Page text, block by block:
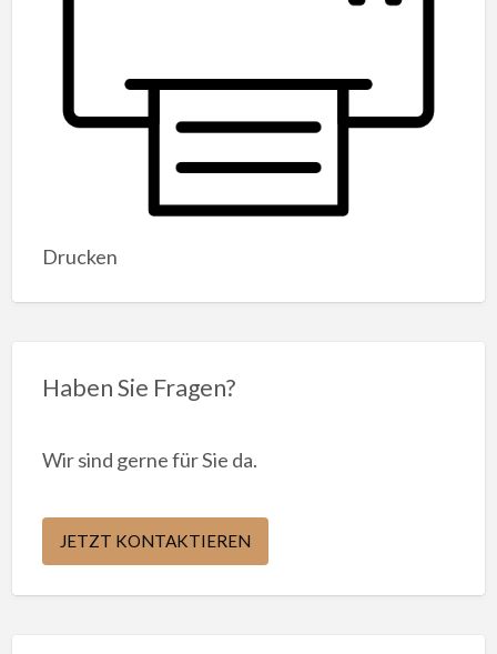
Drucken
Haben Sie Fragen?
Wir sind gerne für Sie da.
JETZT KONTAKTIEREN